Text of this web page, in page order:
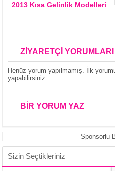
2013 Kısa Gelinlik Modelleri
ZİYARETÇİ YORUMLARI
Henüz yorum yapılmamış. İlk
yapabilirsiniz.
BİR YORUM YAZ
Sponsorlu
Sizin Seçtikleriniz